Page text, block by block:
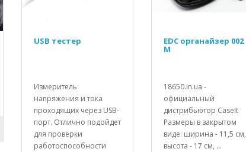
USB тестер
Измеритель
напряжения и тока
проходящих через USB-
порт. Отлично подойдет
для проверки
работоспособности
EDC органайзер 002
M
18650.in.ua -
официальный
дистрибьютор CaseIt
Размеры в закрытом
виде: ширина - 11,5 см,
высота - 17 см, ...